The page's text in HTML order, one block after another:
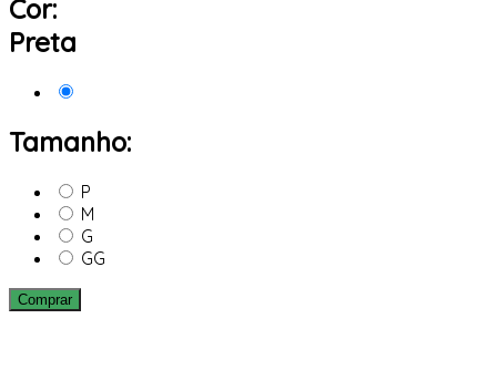
Cor:
Preta
Tamanho:
P
M
G
GG
Comprar